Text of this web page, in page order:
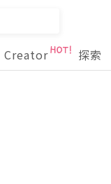
Creator 探索